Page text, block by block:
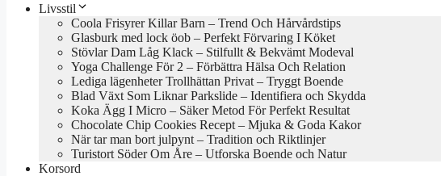
Livsstil
Coola Frisyrer Killar Barn – Trend Och Hårvårdstips
Glasburk med lock öob – Perfekt Förvaring I Köket
Stövlar Dam Låg Klack – Stilfullt & Bekvämt Modeval
Yoga Challenge För 2 – Förbättra Hälsa Och Relation
Lediga lägenheter Trollhättan Privat – Tryggt Boende
Blad Växt Som Liknar Parkslide – Identifiera och Skydda
Koka Ägg I Micro – Säker Metod För Perfekt Resultat
Chocolate Chip Cookies Recept – Mjuka & Goda Kakor
När tar man bort julpynt – Tradition och Riktlinjer
Turistort Söder Om Åre – Utforska Boende och Natur
Korsord